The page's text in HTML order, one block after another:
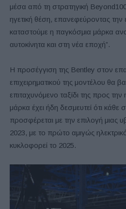
μέσα από τη στρατηγική
ηγετική θέση, επανεφεύροντας την
καταστούμε η παγκόσμια μάρκα
αυτοκίνητα και στη νέα εποχή”.
Η προσέγγιση της Bentley στον
επιχειρηματικού της μοντέλου θα
επιταχυνόμενο ταξίδι της προς την
μάρκα έχει ήδη δεσμευτεί ότι κάθε
προσφέρεται με την επιλογή μιας
2023, με το πρώτο αμιγώς
κυκλοφορεί το 2025.